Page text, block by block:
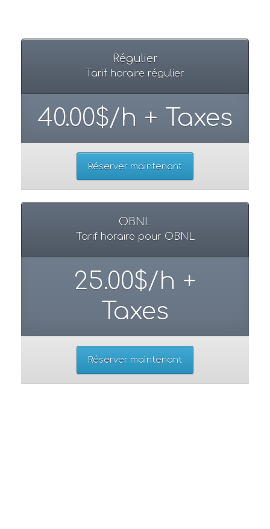
Régulier
Tarif horaire régulier
40.00$/h + Taxes
Réserver maintenant
OBNL
Tarif horaire pour OBNL
25.00$/h +
Taxes
Réserver maintenant